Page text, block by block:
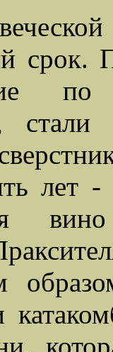
срок.
по
лет